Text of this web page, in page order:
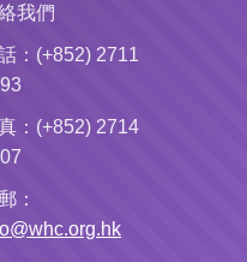
我們
：(+852) 2711
：(+852) 2714
：